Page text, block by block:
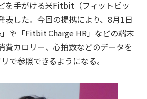
を手がける米Fitbit（フィットビッ
表した。今回の提携により、8月1日
や「Fitbit Charge HR」などの端末
費カロリー、心拍数などのデータを
で参照できるようになる。